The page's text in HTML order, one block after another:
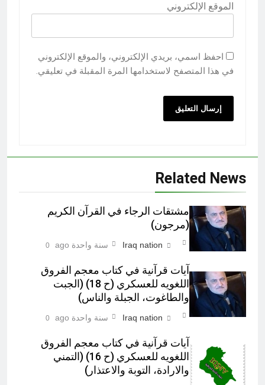
الموقع الإلكتروني
احفظ اسمي، بريدي الإلكتروني، والموقع الإلكتروني
في هذا المتصفح لاستخدامها المرة المقبلة في تعليقي.
Related News
مشتقات الرجاء في القرآن الكريم
(مرجون)‎
Iraq nation سنة واحدة ago 0
آيات قرآنية في کتاب معجم الفروق
اللغويه للعسكري (ح 18) (الجبت
والطاغوت، الجبلة والناس)‎
Iraq nation سنة واحدة ago 0
آيات قرآنية في کتاب معجم الفروق
اللغويه للعسكري (ح 16) (التمني
والارادة، التوبة والاعتذار)‎